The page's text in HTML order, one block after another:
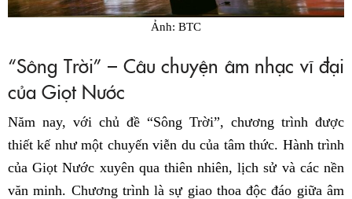
Ảnh: BTC
“Sông Trời” – Câu chuyện âm nhạc vĩ đại
của Giọt Nước
Năm nay, với chủ đề “Sông Trời”, chương trình được
thiết kế như một chuyến viễn du của tâm thức. Hành trình
của Giọt Nước xuyên qua thiên nhiên, lịch sử và các nền
văn minh. Chương trình là sự giao thoa độc đáo giữa âm